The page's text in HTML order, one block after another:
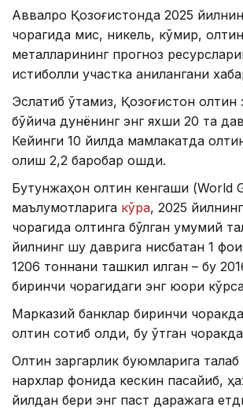
Аввалроқ Қозоғистонда 2025
чорагида мис, никель, кўмир,
металларининг прогноз
истиқболли участка аниқлангани
Эслатиб ўтамиз, Қозоғистон олтин
бўйича дунёнинг энг яхши 20 та
Кейинги 10 йилда мамлакатда
олиш 2,2 баробар ошди.
Бутунжаҳон олтин кенгаши (World
маълумотларига кўра, 2025
чорагида олтинга бўлган умумий
йилнинг шу даврига нисбатан 1
1206 тоннани ташкил қилган – бу
биринчи чорагидаги энг юқори
Марказий банклар биринчи
олтин сотиб олди, бу ўтган
Олтин заргарлик буюмларига
нархлар фонида кескин пасайиб,
йилдан бери энг паст даражага